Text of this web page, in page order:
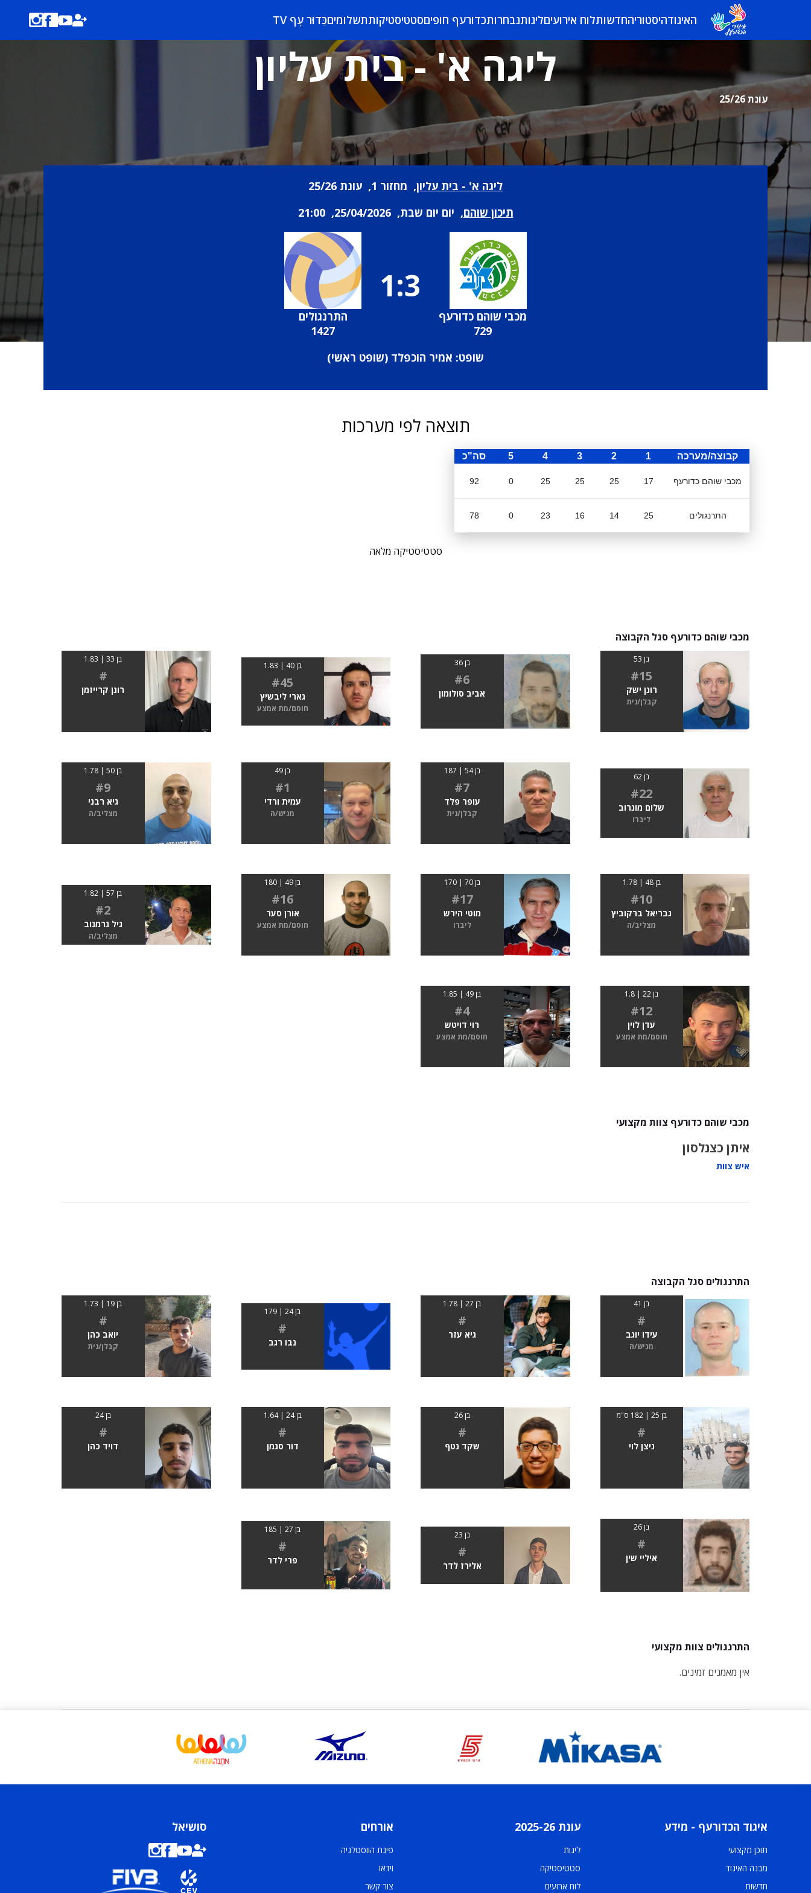
האיגודהיסטוריהחדשותלוח אירועיםליגותנבחרותכדורעף חופיםסטטיסטיקותתשלומיםכַּדוּר עָף TV
ליגה א' - בית עליון
עונת 25/26
ליגה א' - בית עליון, מחזור 1, עונת 25/26
תיכון שוהם, יום יום שבת, 25/04/2026, 21:00
מכבי שוהם כדורעף
729
1:3
התרנגולים
1427
שופט: אמיר הוכפלד (שופט ראשי)
תוצאה לפי מערכות
קבוצה/מערכה 1
2
3
4
5 סה"כ
מכבי שוהם כדורעף 17
25
25
25
0
92
התרנגולים 25
14
16
23
0
78
סטטיסטיקה מלאה
מכבי שוהם כדורעף סגל הקבוצה
בן 53
#15
רונן ישק
קבלן/נית
בן 36
#6
אביב סולומון
בן 40 | 1.83
#45
גארי ליבשיץ
חוסם/מת אמצע
בן 33 | 1.83
#
רונן קרייזמן
בן 62
#22
שלום מונרוב
ליברו
בן 54 | 187
#7
עופר פלד
קבלן/נית
בן 49
#1
עמית ורדי
מגיש/ה
בן 50 | 1.78
#9
גיא רבני
מצליב/ה
בן 48 | 1.78
#10
גבריאל ברקוביץ
מצליב/ה
בן 70 | 170
#17
מוטי הירש
ליברו
בן 49 | 180
#16
אורן סער
חוסם/מת אמצע
בן 57 | 1.82
#2
גיל גרמנוב
מצליב/ה
בן 22 | 1.8
#12
עדן לוין
חוסם/מת אמצע
בן 49 | 1.85
#4
רוי דויטש
חוסם/מת אמצע
מכבי שוהם כדורעף צוות מקצועי
איתן כצנלסון
איש צוות
התרנגולים סגל הקבוצה
בן 41
#
עידו יוגב
מגיש/ה
בן 27 | 1.78
#
גיא עזר
בן 24 | 179
#
נבו רגב
בן 19 | 1.73
#
יואב כהן
קבלן/נית
בן 25 | 182 ס"מ
#
ניצן לוי
בן 26
#
שקד נטף
בן 24 | 1.64
#
דור סגמן
בן 24
#
דויד כהן
בן 26
#
איליי שין
בן 23
#
אלירז לדר
בן 27 | 185
#
פרי לדר
התרנגולים צוות מקצועי
אין מאמנים זמינים.
איגוד הכדורעף - מידע
תוכן מקצועי
מבנה האיגוד
חדשות
עונת 2025-26
ליגות
סטטיסטיקה
לוח ארועים
אורחים
פינת הווסטלגיה
וידאו
צור קשר
סושיאל